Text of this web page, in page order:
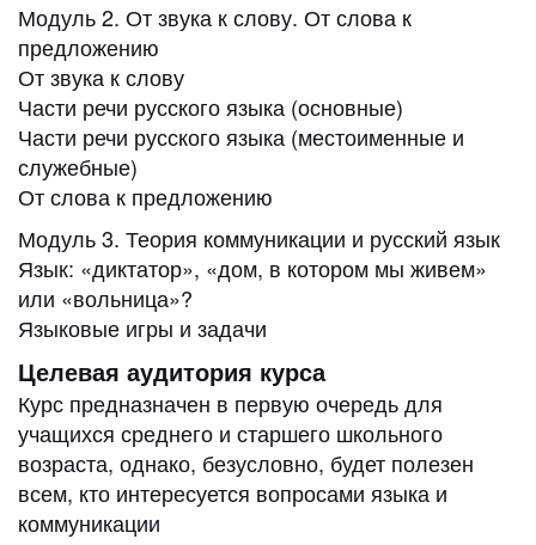
Модуль 2. От звука к слову. От слова к
предложению
От звука к слову
Части речи русского языка (основные)
Части речи русского языка (местоименные и
служебные)
От слова к предложению
Модуль 3. Теория коммуникации и русский язык
Язык: «диктатор», «дом, в котором мы живем»
или «вольница»?
Языковые игры и задачи
Целевая аудитория курса
Курс предназначен в первую очередь для
учащихся среднего и старшего школьного
возраста, однако, безусловно, будет полезен
всем, кто интересуется вопросами языка и
коммуникации